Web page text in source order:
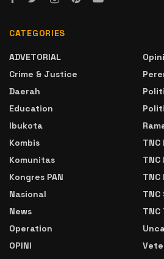
CATEGORIES
ADVETORIAL
Crime & Justice
Daerah
Education
Ibukota
Kombis
Komunitas
Kongres PAN
Nasional
News
Operation
OPINI
TNC
TNC